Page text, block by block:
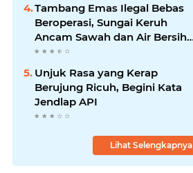
Tambang Emas Ilegal Bebas
Beroperasi, Sungai Keruh
Ancam Sawah dan Air Bersih
Warga Luwu
Unjuk Rasa yang Kerap
Berujung Ricuh, Begini Kata
Jendlap API
Lihat Selengkapnya